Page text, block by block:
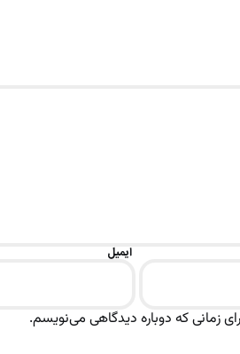
ایمیل
زمانی که دوباره دیدگاهی می‌نویسم.